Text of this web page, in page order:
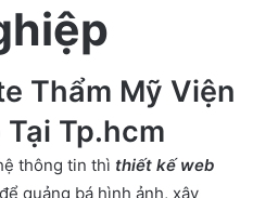
Thẩm Mỹ Viện
Tp.hcm
thông tin thì thiết kế web
quảng bá hình ảnh, xây